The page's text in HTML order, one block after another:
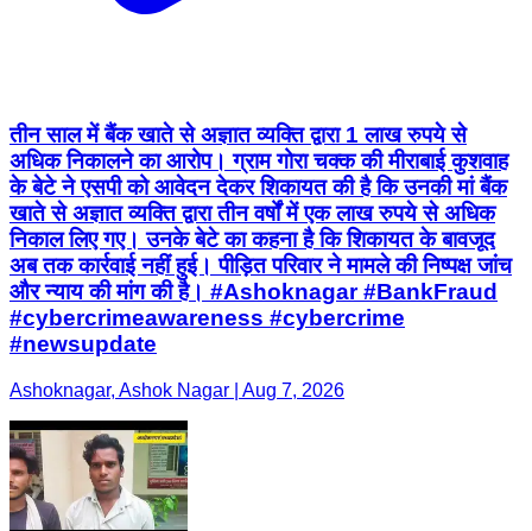
तीन साल में बैंक खाते से अज्ञात व्यक्ति द्वारा 1 लाख रुपये से
अधिक निकालने का आरोप। ग्राम गोरा चक्क की मीराबाई कुशवाह
के बेटे ने एसपी को आवेदन देकर शिकायत की है कि उनकी मां बैंक
खाते से अज्ञात व्यक्ति द्वारा तीन वर्षों में एक लाख रुपये से अधिक
निकाल लिए गए। उनके बेटे का कहना है कि शिकायत के बावजूद
अब तक कार्रवाई नहीं हुई। पीड़ित परिवार ने मामले की निष्पक्ष जांच
और न्याय की मांग की है। #Ashoknagar #BankFraud
#cybercrimeawareness #cybercrime
#newsupdate
Ashoknagar, Ashok Nagar | Aug 7, 2026